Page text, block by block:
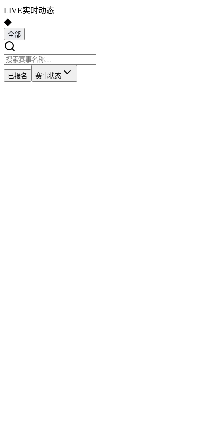
LIVE实时动态
◆
全部
已报名 赛事状态